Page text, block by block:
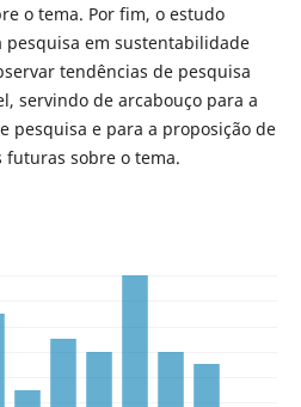
o tema. Por fim, o estudo
em sustentabilidade
tendências de pesquisa
servindo de arcabouço para a
pesquisa e para a proposição de
futuras sobre o tema.